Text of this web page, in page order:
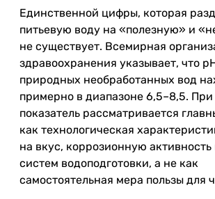
Единственной цифры, которая
питьевую воду на «полезную» и
не существует. Всемирная
здравоохранения указывает, что
природных необработанных вод
примерно в диапазоне 6,5–8,5. При
показатель рассматривается
как технологическая
на вкус, коррозионную активность
систем водоподготовки, а не как
самостоятельная мера пользы для